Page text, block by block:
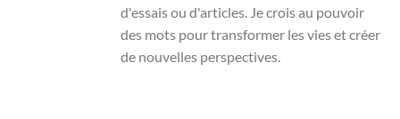
d'essais ou d'articles. Je crois au pouvoir
des mots pour transformer les vies et créer
de nouvelles perspectives.